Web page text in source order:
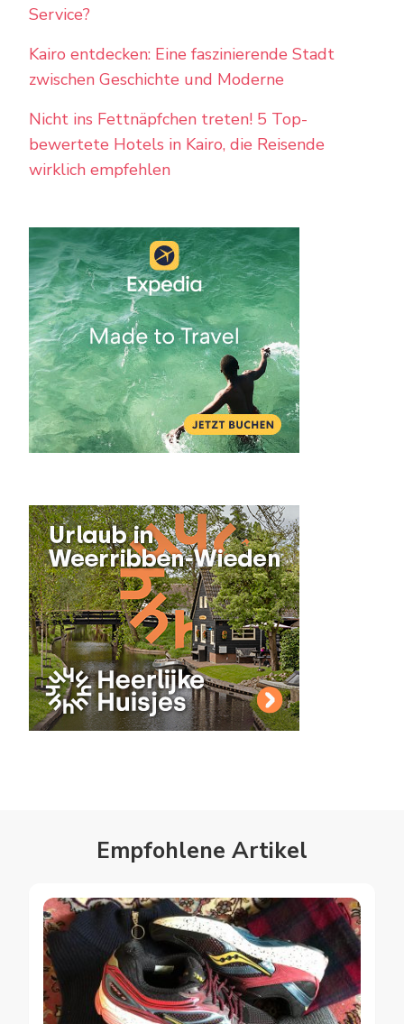
Service?
Kairo entdecken: Eine faszinierende Stadt
zwischen Geschichte und Moderne
Nicht ins Fettnäpfchen treten! 5 Top-
bewertete Hotels in Kairo, die Reisende
wirklich empfehlen
Empfohlene Artikel